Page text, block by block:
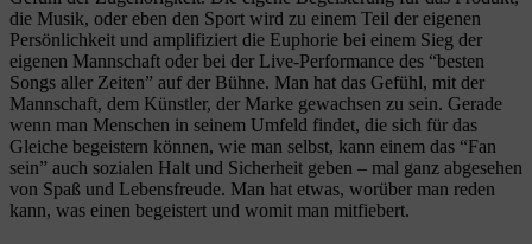
die Musik, oder eben den Sport wird zu einem Teil der eigenen
Persönlichkeit und amplifiziert die Euphorie bei einem Sieg der
eigenen Mannschaft oder bei der Live-Performance des “besten
Songs aller Zeiten” auf der Bühne. Man hat das Gefühl, mit der
Mannschaft, dem Künstler, der Marke gewachsen zu sein. Gerade
wenn man Menschen in seinem Umfeld findet, die sich für das
Gleiche begeistern können, wie man selbst, kann einem das “Fan
sein” auch sozialen Halt und Sicherheit geben – mal ganz abgesehen
von Spaß und Lebensfreude. Man hat etwas, worüber man reden
kann, was einen begeistert und womit man mitfiebert.